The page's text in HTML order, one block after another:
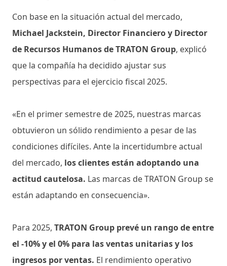
Con base en la situación actual del mercado,
Michael Jackstein, Director Financiero y Director
de Recursos Humanos de TRATON Group, explicó
que la compañía ha decidido ajustar sus
perspectivas para el ejercicio fiscal 2025.
«En el primer semestre de 2025, nuestras marcas
obtuvieron un sólido rendimiento a pesar de las
condiciones difíciles. Ante la incertidumbre actual
del mercado, los clientes están adoptando una
actitud cautelosa. Las marcas de TRATON Group se
están adaptando en consecuencia».
Para 2025, TRATON Group prevé un rango de entre
el -10% y el 0% para las ventas unitarias y los
ingresos por ventas. El rendimiento operativo